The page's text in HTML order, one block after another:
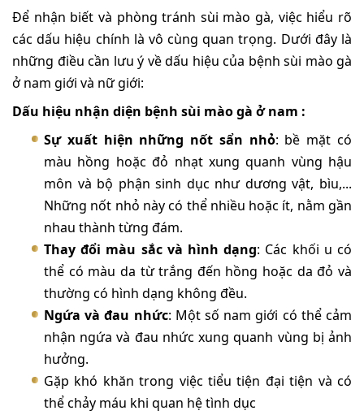
Để nhận biết và phòng tránh sùi mào gà, việc hiểu rõ
các dấu hiệu chính là vô cùng quan trọng. Dưới đây là
những điều cần lưu ý về dấu hiệu của bệnh sùi mào gà
ở nam giới và nữ giới:
Dấu hiệu nhận diện bệnh sùi mào gà ở nam :
Sự xuất hiện những nốt sẩn nhỏ: bề mặt có
màu hồng hoặc đỏ nhạt xung quanh vùng hậu
môn và bộ phận sinh dục như dương vật, bìu,...
Những nốt nhỏ này có thể nhiều hoặc ít, nằm gần
nhau thành từng đám.
Thay đổi màu sắc và hình dạng: Các khối u có
thể có màu da từ trắng đến hồng hoặc da đỏ và
thường có hình dạng không đều.
Ngứa và đau nhức: Một số nam giới có thể cảm
nhận ngứa và đau nhức xung quanh vùng bị ảnh
hưởng.
Gặp khó khăn trong việc tiểu tiện đại tiện và có
thể chảy máu khi quan hệ tình dục